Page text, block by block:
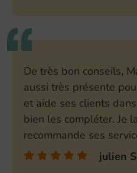
De très bon conseils,
aussi très présente
et aide ses clients
bien les compléter. Je
recommande ses
julien